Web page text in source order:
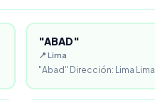
"ABAD"
📍 Lima
"Abad" Dirección: Lima